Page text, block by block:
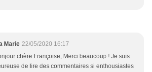
Marie 22/05/2020 16:17
chère Françoise, Merci beaucoup ! Je suis
de lire des commentaires si enthousiastes